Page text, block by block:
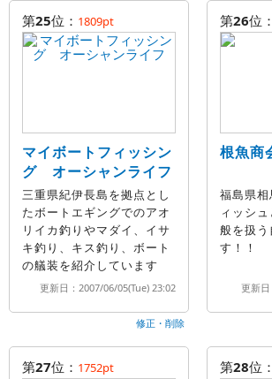
第25位： 1809pt
マイボートフィッシン
グ オーシャンライフ
三重県紀伊長島を拠点とし
たボートエギングでのアオ
リイカ釣りやマダイ、イサ
キ釣り、キス釣り、ボート
の艤装を紹介しています
更新日：2007/06/05(Tue) 23:02
修正・削除
第26位：
根魚商
福島県
ィッシ
般を扱
す！！
更新
第27位： 1752pt 第28位：